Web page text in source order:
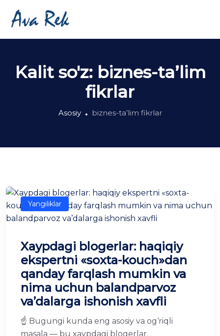
Kalit so'z: biznes-ta’lim
fikrlar
Asosiy biznes-ta’lim fikrlar
Yangiliklar
Xaypdagi blogerlar: haqiqiy
ekspertni «soxta-kouch»dan
qanday farqlash mumkin va
nima uchun balandparvoz
va’dalarga ishonish xavfli
☝️ Bugungi kunda eng asosiy va og‘riqli
masala — bu xaypdagi blogerlar.